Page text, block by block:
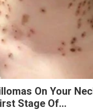
On Your
Stage Of...